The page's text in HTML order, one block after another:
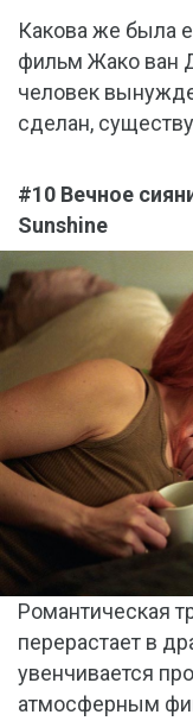
Какова же была
фильм Жако ван
человек
сделан,
#10 Вечное
Sunshine
Романтическая
перерастает в
увенчивается
атмосферным